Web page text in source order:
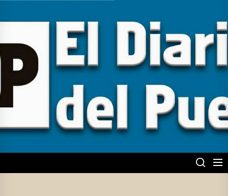
content
EL DIARIO DEL
PUEBLO